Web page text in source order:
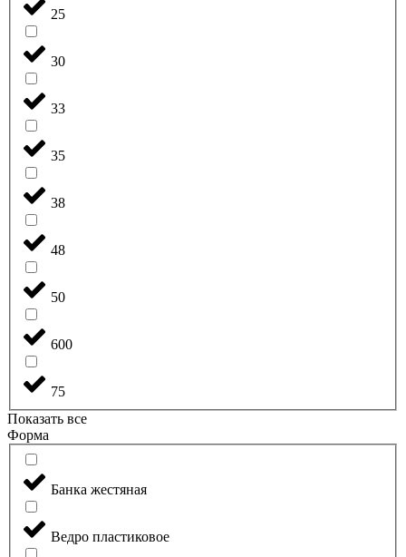
25
30
33
35
38
48
50
600
75
Показать все
Форма
Банка жестяная
Ведро пластиковое